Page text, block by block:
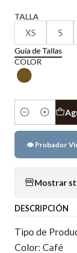
TALLA
XS S
Guía de Tallas
COLOR
Cantidad
👁️ Probador
Mostrar
DESCRIPCIÓN
Tipo de
Color: Café